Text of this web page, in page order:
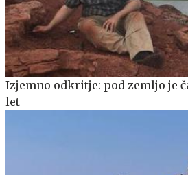
Izjemno odkritje: pod zemljo je
let